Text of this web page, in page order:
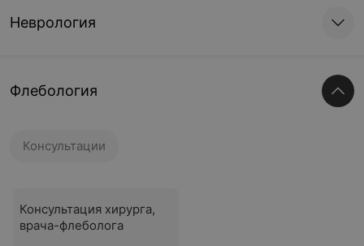
Неврология
Флебология
Консультации
Консультация хирурга,
врача-флеболога